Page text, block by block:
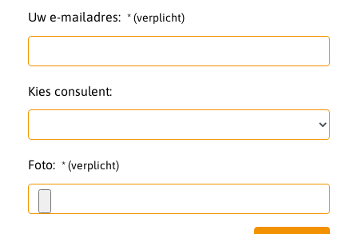
Uw e-mailadres: * (verplicht)
Kies consulent:
Foto: * (verplicht)